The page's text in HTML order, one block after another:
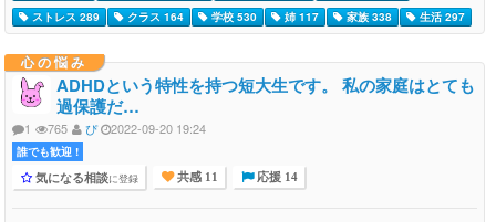
ストレス 289
クラス 164 学校 530 姉 117 家族 338 生活 297
心の悩み
ADHDという特性を持つ短大生です。 私の家庭はとても
過保護だ…
1 765 ぴ 2022-09-20 19:24
誰でも歓迎 !
気になる相談に登録 共感 11 応援 14